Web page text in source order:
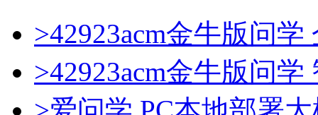
>42923acm金牛版问
>42923acm金牛版问